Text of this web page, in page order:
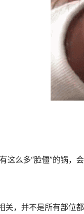
这么多“脸僵”的锅，
关，并不是所有部位